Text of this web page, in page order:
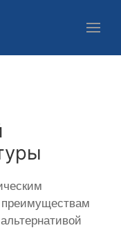
преимуществам